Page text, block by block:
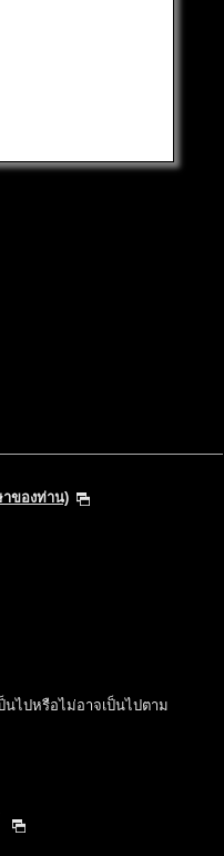
ารเข้าถึง)
าของท่าน)
ไปหรือไม่อาจเป็นไปตาม